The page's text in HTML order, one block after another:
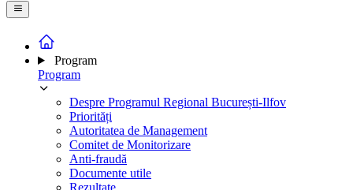
Program
Program
Despre Programul Regional București-Ilfov
Priorități
Autoritatea de Management
Comitet de Monitorizare
Anti-fraudă
Documente utile
Rezultate